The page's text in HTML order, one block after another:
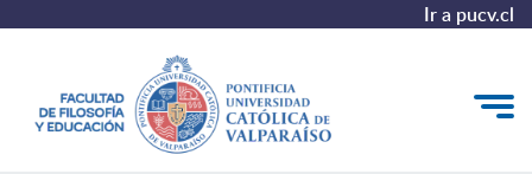
Ir a pucv.cl